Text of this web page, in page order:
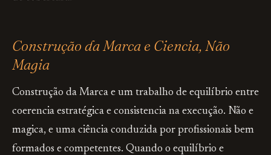
Construção da Marca e Ciencia, Não
Magia
Construção da Marca e um trabalho de equilíbrio entre
coerencia estratégica e consistencia na execução. Não e
magica, e uma ciência conduzida por profissionais bem
formados e competentes. Quando o equilíbrio e